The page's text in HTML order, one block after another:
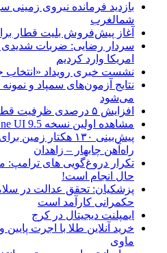
بازدید فرمانده نیروی زمینی
شمالغرب
آغاز پیش‌فروش بلیت قطار
امریکا وارد کردیم
نشست خبری رویداد «انتخاب
نتایج آزمون‌های سمپاد و نمونه
می‌شود
افزایش ۵ درصدی ظرفیت قطارهای اربعین
مشاهده اولین نسخه One UI 9.5 روی سرورهای سامسونگ
پیش‌بینی ۱۳۰ هکتار
راه‌آهن چابهار – زاهدان
تکرار دروغ‌گویی های ترامپ:
حال انجام است!
پزشکیان: تحقق عدالت در
حکمرانی کارآمد است
ایمپلنت دیجیتال در کرج
خرید آنلاین طلا با اجرت
ماوی